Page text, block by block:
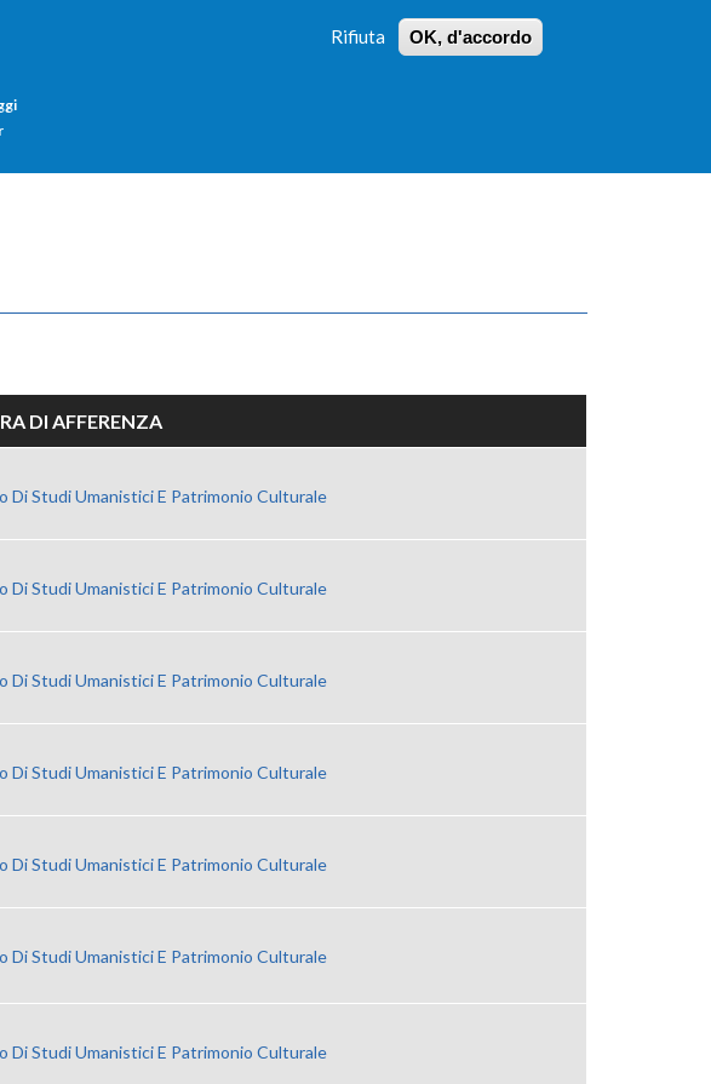
Rifiuta OK, d'accordo
RICERCA
DI AFFERENZA
Di Studi Umanistici E Patrimonio Culturale
Di Studi Umanistici E Patrimonio Culturale
Di Studi Umanistici E Patrimonio Culturale
Di Studi Umanistici E Patrimonio Culturale
Di Studi Umanistici E Patrimonio Culturale
Di Studi Umanistici E Patrimonio Culturale
Di Studi Umanistici E Patrimonio Culturale